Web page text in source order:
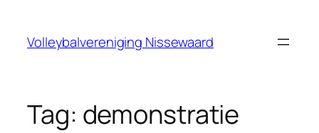
Volleybalvereniging Nissewaard
Tag: demonstratie